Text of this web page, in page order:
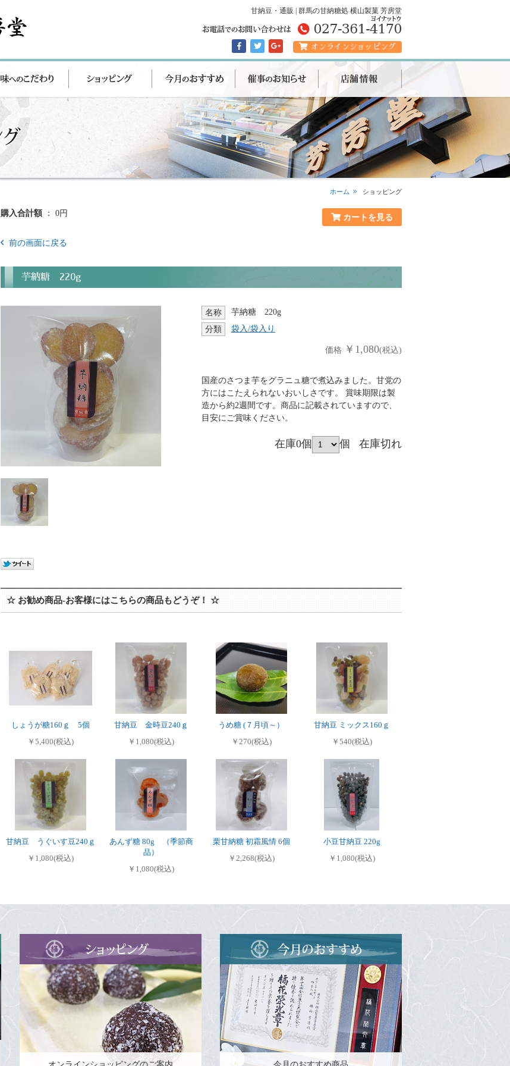
甘納豆・通販 | 群馬の甘納糖処 横山製菓 芳房堂
オンラインショッピング
ホーム ショッピング
購入合計額 ： 0円
前の画面に戻る
芋納糖 220g
名称
芋納糖 220g
分類
袋入/袋入り
価格 ￥1,080(税込)
国産のさつま芋をグラニュ糖で煮込みました。甘党の
方にはこたえられないおいしさです。 賞味期限は製
造から約2週間です。商品に記載されていますので、
目安にご賞味ください。
在庫0個 個 在庫切れ
☆ お勧め商品-お客様にはこちらの商品もどうぞ！ ☆
しょうが糖160ｇ 5個
￥5,400(税込)
甘納豆 金時豆240ｇ
￥1,080(税込)
うめ糖 (７月頃～）
￥270(税込)
甘納豆 ミックス160ｇ
￥540(税込)
甘納豆 うぐいす豆240ｇ
￥1,080(税込)
あんず糖 80g （季節商
品）
￥1,080(税込)
栗甘納糖 初霜風情 6個
￥2,268(税込)
小豆甘納豆 220g
￥1,080(税込)